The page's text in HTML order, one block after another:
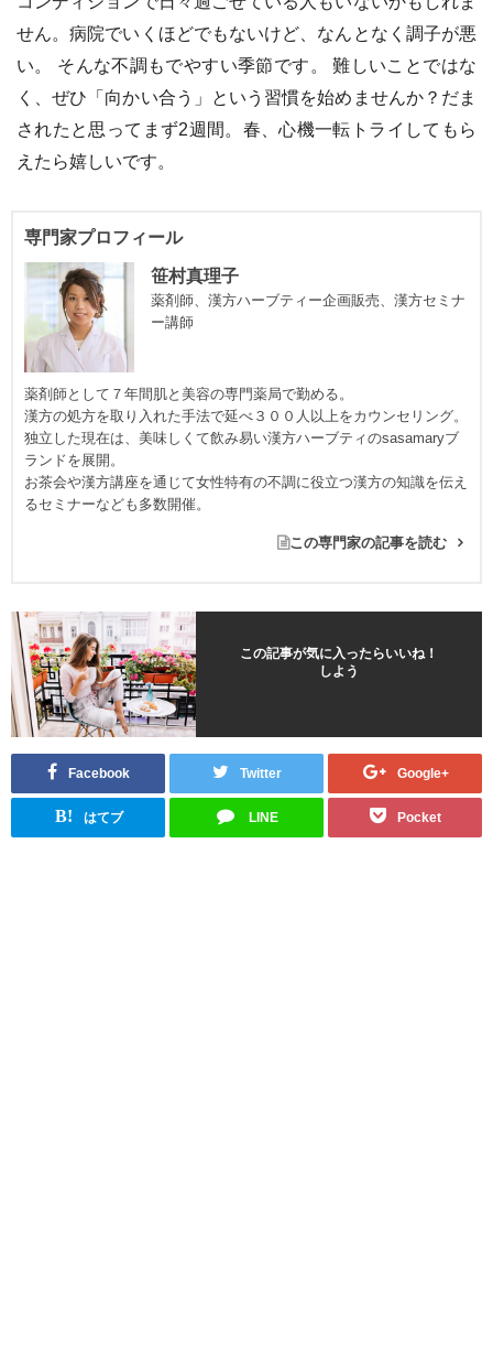
せん。病院でいくほどでもないけど、なんとなく調子が悪
い。 そんな不調もでやすい季節です。 難しいことではな
く、ぜひ「向かい合う」という習慣を始めませんか？だま
されたと思ってまず2週間。春、心機一転トライしてもら
えたら嬉しいです。
専門家プロフィール
笹村真理子
薬剤師、漢方ハーブティー企画販売、漢方セミナ
ー講師
薬剤師として７年間肌と美容の専門薬局で勤める。
漢方の処方を取り入れた手法で延べ３００人以上をカウンセリング。
独立した現在は、美味しくて飲み易い漢方ハーブティのsasamaryブ
ランドを展開。
お茶会や漢方講座を通じて女性特有の不調に役立つ漢方の知識を伝え
るセミナーなども多数開催。
この専門家の記事を読む
この記事が気に入ったらいいね！
しよう
Facebook Twitter Google+
B! はてブ LINE Pocket